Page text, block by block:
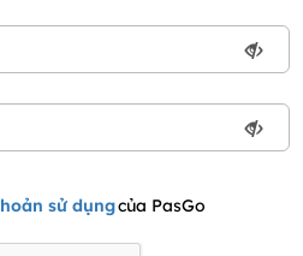
sử dụngcủa PasGo